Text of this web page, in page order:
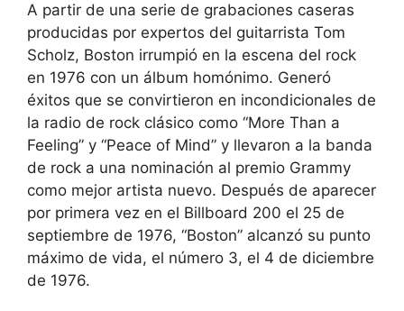
A partir de una serie de grabaciones caseras
producidas por expertos del guitarrista Tom
Scholz, Boston irrumpió en la escena del rock
en 1976 con un álbum homónimo. Generó
éxitos que se convirtieron en incondicionales de
la radio de rock clásico como “More Than a
Feeling” y “Peace of Mind” y llevaron a la banda
de rock a una nominación al premio Grammy
como mejor artista nuevo. Después de aparecer
por primera vez en el Billboard 200 el 25 de
septiembre de 1976, “Boston” alcanzó su punto
máximo de vida, el número 3, el 4 de diciembre
de 1976.